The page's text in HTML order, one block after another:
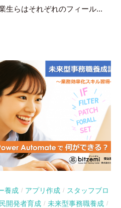
生らはそれぞれのフィール...
養成 / アプリ作成 / スタッフブロ
開発者育成 / 未来型事務職養成 /